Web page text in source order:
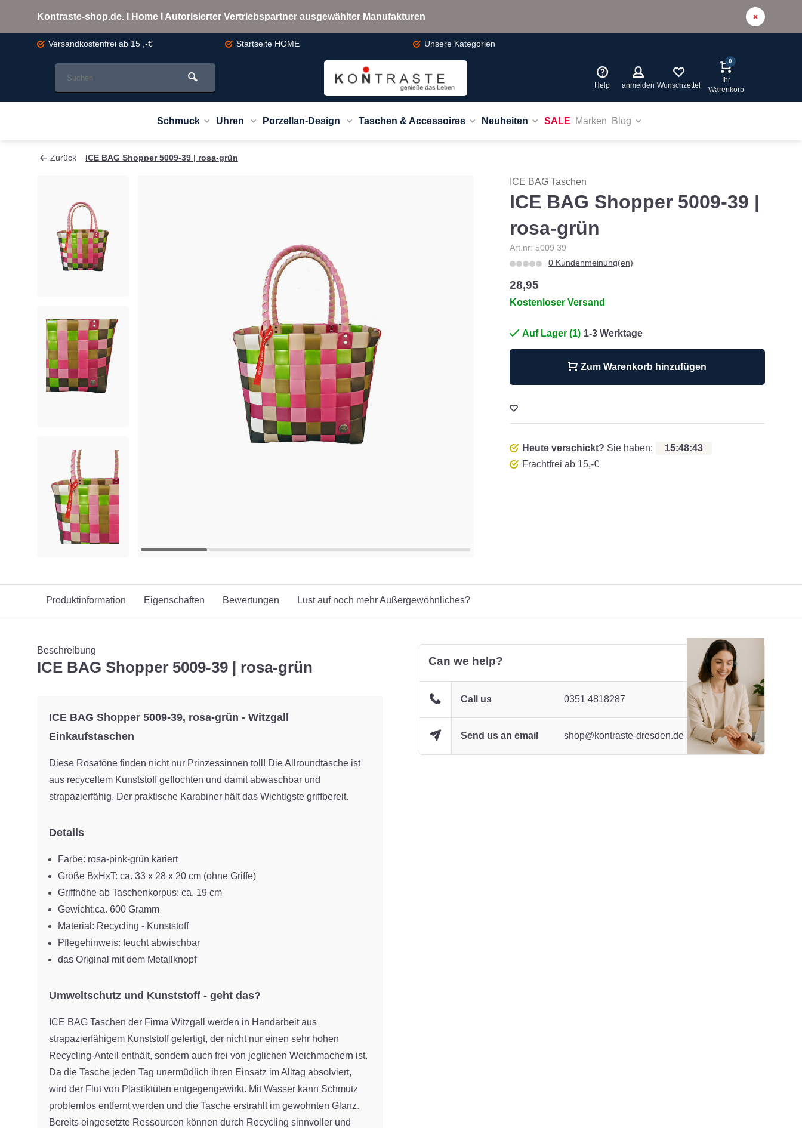
Kontraste-shop.de. I Home I Autorisierter Vertriebspartner ausgewählter Manufakturen
Versandkostenfrei ab 15 ,-€ Startseite HOME Unsere Kategorien
Help anmelden Wunschzettel
0
Ihr
Warenkorb
Schmuck Uhren Porzellan-Design Taschen & Accessoires Neuheiten SALE Marken Blog
Zurück ICE BAG Shopper 5009-39 | rosa-grün
ICE BAG Taschen
ICE BAG Shopper 5009-39 |
rosa-grün
Art.nr: 5009 39
0 Kundenmeinung(en)
28,95
Kostenloser Versand
Auf Lager (1) 1-3 Werktage
Zum Warenkorb hinzufügen
Heute verschickt? Sie haben: 15:48:42
Frachtfrei ab 15,-€
Produktinformation Eigenschaften Bewertungen Lust auf noch mehr Außergewöhnliches?
Beschreibung
ICE BAG Shopper 5009-39 | rosa-grün
ICE BAG Shopper 5009-39, rosa-grün - Witzgall
Einkaufstaschen
Diese Rosatöne finden nicht nur Prinzessinnen toll! Die Allroundtasche ist
aus recyceltem Kunststoff geflochten und damit abwaschbar und
strapazierfähig. Der praktische Karabiner hält das Wichtigste griffbereit.
Details
Farbe: rosa-pink-grün kariert
Größe BxHxT: ca. 33 x 28 x 20 cm (ohne Griffe)
Griffhöhe ab Taschenkorpus: ca. 19 cm
Gewicht:ca. 600 Gramm
Material: Recycling - Kunststoff
Pflegehinweis: feucht abwischbar
das Original mit dem Metallknopf
Umweltschutz und Kunststoff - geht das?
ICE BAG Taschen der Firma Witzgall werden in Handarbeit aus
strapazierfähigem Kunststoff gefertigt, der nicht nur einen sehr hohen
Recycling-Anteil enthält, sondern auch frei von jeglichen Weichmachern ist.
Da die Tasche jeden Tag unermüdlich ihren Einsatz im Alltag absolviert,
wird der Flut von Plastiktüten entgegengewirkt. Mit Wasser kann Schmutz
problemlos entfernt werden und die Tasche erstrahlt im gewohnten Glanz.
Bereits eingesetzte Ressourcen können durch Recycling sinnvoller und
Can we help?
Call us 0351 4818287
Send us an email shop@kontraste-dresden.de